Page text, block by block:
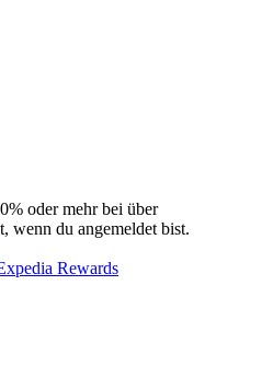
oder mehr bei über
wenn du angemeldet bist.
Rewards